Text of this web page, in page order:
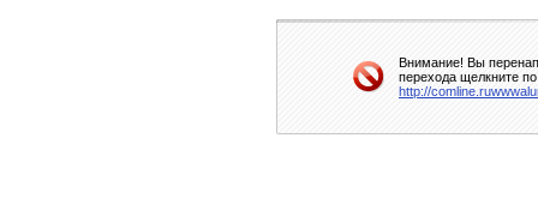
Внимание! Вы
перехода щелкните
http://